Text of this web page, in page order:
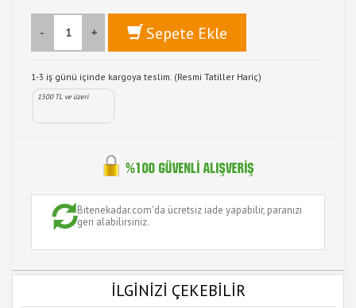
- + Sepete Ekle
1-3 iş günü içinde kargoya teslim. (Resmi Tatiller Hariç)
1500 TL ve üzeri
Bitenekadar.com'da ücretsiz iade yapabilir, paranızı
geri alabilirsiniz.
İLGİNİZİ ÇEKEBİLİR